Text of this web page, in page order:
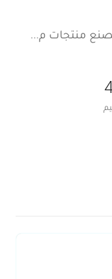
تصنع منتجات م